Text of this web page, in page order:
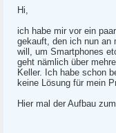
Hi,
ich habe mir vor ein
gekauft, den ich nun an
will, um Smartphones
geht nämlich über
Keller. Ich habe schon
keine Lösung für mein
Hier mal der Aufbau